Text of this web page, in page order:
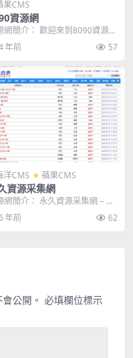
果CMS
資源網
網簡介： 歡迎來到8090資源
不定期在此更新CMS采集應用
的使用教程...
年前 57
洋CMS 蘋果CMS
資源采集網
網簡介： 永久資源采集網 – 每
新最新的電影,最好看的資
...
年前 62
公開。 必填欄位標示